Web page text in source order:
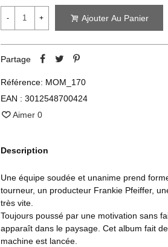
- + Ajouter Au Panier
Partage
Référence: MOM_170
EAN : 3012548700424
Aimer 0
Description
Une équipe soudée et unanime prend
tourneur, un producteur Frankie Pfeiffer,
très vite.
Toujours poussé par une motivation sans
apparaît dans le paysage. Cet album fait
machine est lancée.